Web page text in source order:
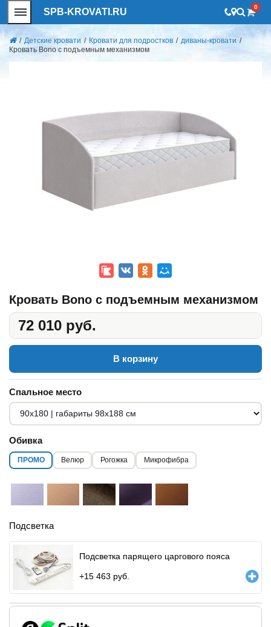
SPB-KROVATI.RU 0
/ Детские кровати / Кровати для подростков / диваны-кровати /
Кровать Bono с подъемным механизмом
Кровать Bono с подъемным механизмом
72 010 руб.
В корзину
Спальное место
Обивка
ПРОМО Велюр Рогожка Микрофибра
Подсветка
Подсветка парящего царгового пояса
+15 463 руб.